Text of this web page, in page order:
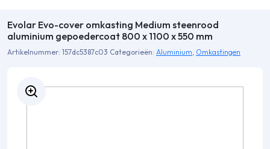
Evolar Evo-cover omkasting Medium steenrood
aluminium gepoedercoat 800 x 1100 x 550 mm
Artikelnummer: 157dc5387c03 Categorieën: Aluminium Omkastingen